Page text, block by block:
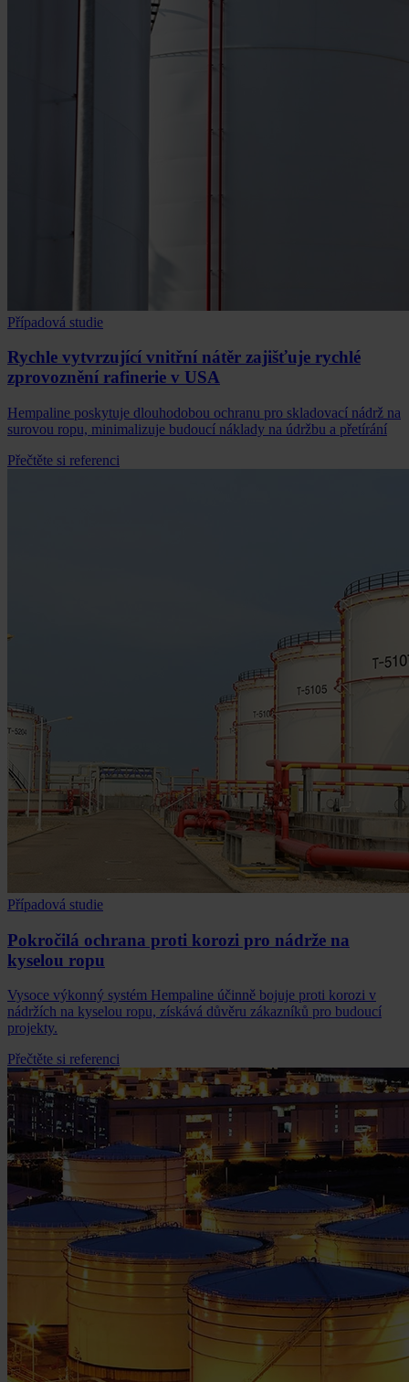
Případová studie
Rychle vytvrzující vnitřní nátěr zajišťuje rychlé
zprovoznění rafinerie v USA
Hempaline poskytuje dlouhodobou ochranu pro skladovací nádrž na
surovou ropu, minimalizuje budoucí náklady na údržbu a přetírání
Přečtěte si referenci
Případová studie
Pokročilá ochrana proti korozi pro nádrže na
kyselou ropu
Vysoce výkonný systém Hempaline účinně bojuje proti korozi v
nádržích na kyselou ropu, získává důvěru zákazníků pro budoucí
projekty.
Přečtěte si referenci